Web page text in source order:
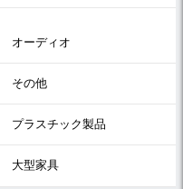
オーディオ
その他
プラスチック製品
大型家具